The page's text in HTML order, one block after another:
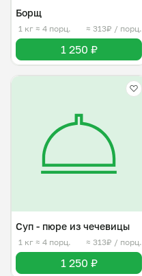
Борщ
1 кг ≈ 4 порц. ≈ 313₽ / порц.
1 250 ₽
Суп - пюре из чечевицы
1 кг ≈ 4 порц. ≈ 313₽ / порц.
1 250 ₽